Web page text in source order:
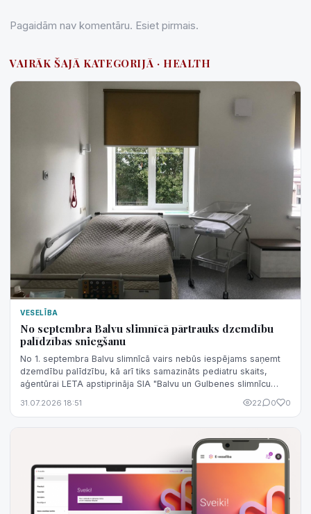
Pagaidām nav komentāru. Esiet pirmais.
VAIRĀK ŠAJĀ KATEGORIJĀ · HEALTH
VESELĪBA
No septembra Balvu slimnīcā pārtrauks dzemdību
palīdzības sniegšanu
No 1. septembra Balvu slimnīcā vairs nebūs iespējams saņemt
dzemdību palīdzību, kā arī tiks samazināts pediatru skaits,
aģentūrai LETA apstiprināja SIA "Balvu un Gulbenes slimnīcu
31.07.2026 18:51 22 0 0